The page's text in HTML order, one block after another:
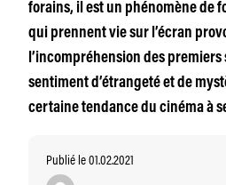
forains, il est un phénomène de
qui prennent vie sur l’écran
l’incompréhension des premiers
sentiment d’étrangeté et de
certaine tendance du cinéma à
Publié le 01.02.2021